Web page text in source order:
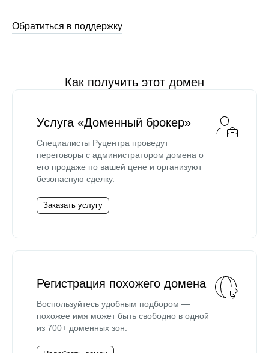
Обратиться в поддержку
Как получить этот домен
Услуга «Доменный брокер»
Специалисты Руцентра проведут
переговоры с администратором домена о
его продаже по вашей цене и организуют
безопасную сделку.
Заказать услугу
Регистрация похожего домена
Воспользуйтесь удобным подбором —
похожее имя может быть свободно в одной
из 700+ доменных зон.